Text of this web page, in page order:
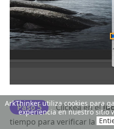
Paso 5 Clickea en el
tiempo para verificar la
ArkThinker utiliza cookies para
experiencia en nuestro sitio